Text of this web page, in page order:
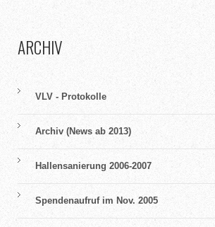
ARCHIV
VLV - Protokolle
Archiv (News ab 2013)
Hallensanierung 2006-2007
Spendenaufruf im Nov. 2005